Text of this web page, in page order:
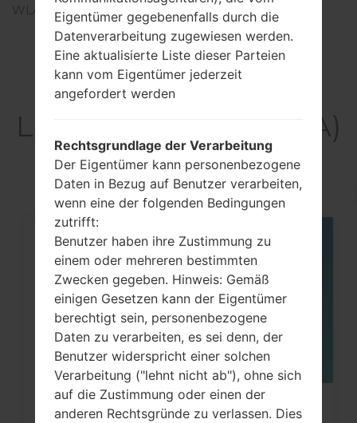
WLAN
Artikel
LGKE850A(LGKE850A)
akaLG Prada
Wie kann man die
Eigentümer gegebenenfalls durch die
Datenverarbeitung zugewiesen werden.
Eine aktualisierte Liste dieser Parteien
kann vom Eigentümer jederzeit
angefordert werden
Rechtsgrundlage der Verarbeitung
Der Eigentümer kann personenbezogene
Daten in Bezug auf Benutzer verarbeiten,
wenn eine der folgenden Bedingungen
zutrifft:
Benutzer haben ihre Zustimmung zu
einem oder mehreren bestimmten
Zwecken gegeben. Hinweis: Gemäß
einigen Gesetzen kann der Eigentümer
berechtigt sein, personenbezogene
Daten zu verarbeiten, es sei denn, der
Benutzer widerspricht einer solchen
Verarbeitung ("lehnt nicht ab"), ohne sich
auf die Zustimmung oder einen der
anderen Rechtsgründe zu verlassen. Dies